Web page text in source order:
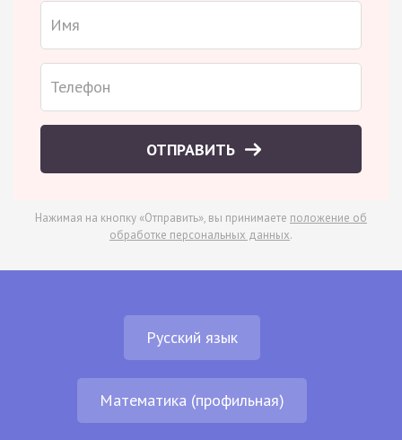
ОТПРАВИТЬ
Нажимая на кнопку «Отправить», вы принимаете положение об
обработке персональных данных.
Русский язык
Математика (профильная)